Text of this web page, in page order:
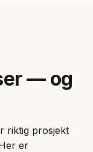
— og
riktig prosjekt
er